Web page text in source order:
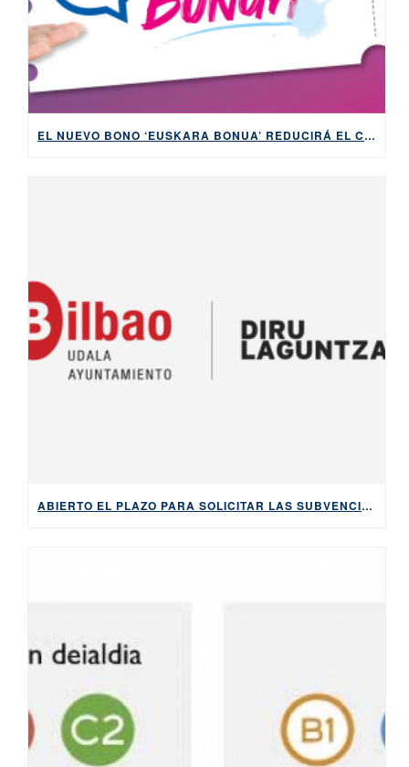
EL NUEVO BONO ‘EUSKARA BONUA’ REDUCIRÁ EL COSTE Y LA BUROCRACIA PARA APRENDER EUSKERA DESDE CERO
ABIERTO EL PLAZO PARA SOLICITAR LAS SUBVENCIONES DEL AYUNTAMIENTO DE BILBAO PARA APRENDER EUSKARA, HASTA EL 5 DE MAYO DE 2026